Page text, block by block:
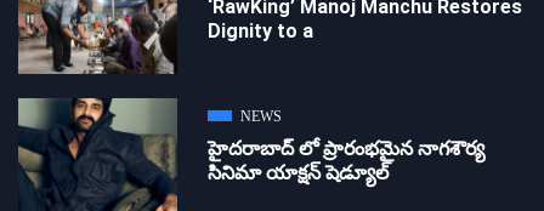
‘RawKing’ Manoj Manchu Restores
Dignity to a
NEWS
హైదరాబాద్ లో ప్రారంభమైన నాగశౌర్య
సినిమా యాక్షన్ షెడ్యూల్